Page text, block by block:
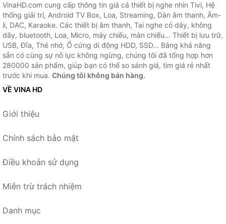
VinaHD.com cung cấp thông tin giá cả thiết bị nghe nhìn Tivi, Hệ
thống giải trí, Android TV Box, Loa, Streaming, Dàn âm thanh, Âm-
li, DAC, Karaoke. Các thiết bị âm thanh, Tai nghe có dây, không
dây, bluetooth, Loa, Micro, máy chiếu, màn chiếu... Thiết bị lưu trữ,
USB, Đĩa, Thẻ nhớ, Ổ cứng di động HDD, SSD... Bằng khả năng
sẵn có cùng sự nỗ lực không ngừng, chúng tôi đã tổng hợp hơn
280000 sản phẩm, giúp bạn có thể so sánh giá, tìm giá rẻ nhất
trước khi mua. Chúng tôi không bán hàng.
VỀ VINA HD
Giới thiệu
Chính sách bảo mật
Điều khoản sử dụng
Miễn trừ trách nhiệm
Danh mục